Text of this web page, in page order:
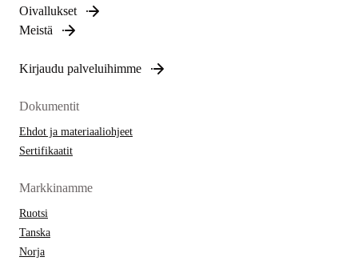
Oivallukset
Meistä
Kirjaudu palveluihimme
Dokumentit
Ehdot ja materiaaliohjeet
Sertifikaatit
Markkinamme
Ruotsi
Tanska
Norja